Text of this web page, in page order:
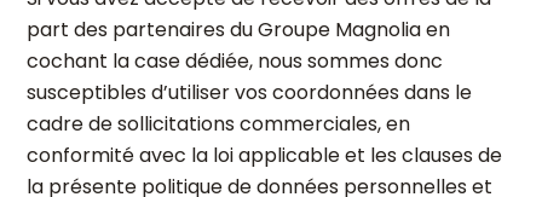
part des partenaires du Groupe Magnolia en
cochant la case dédiée, nous sommes donc
susceptibles d’utiliser vos coordonnées dans le
cadre de sollicitations commerciales, en
conformité avec la loi applicable et les clauses de
la présente politique de données personnelles et